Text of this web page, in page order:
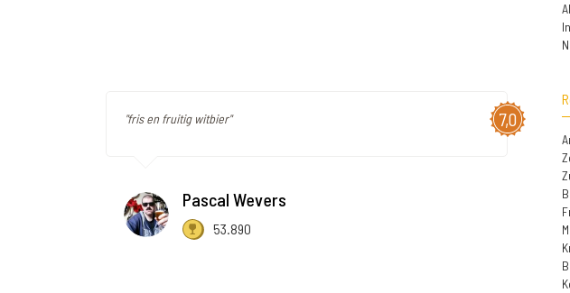
7,0
"fris en fruitig witbier"
Pascal Wevers
53.890